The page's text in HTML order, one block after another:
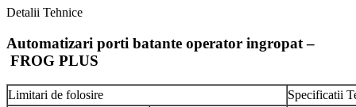
Detalii Tehnice
Automatizari porti batante operator ingropat –
FROG PLUS
Limitari de folosire
Specificatii